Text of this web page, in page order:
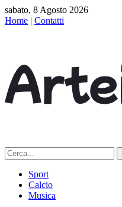
sabato, 8 Agosto 2026
Home | Contatti
Sport
Calcio
Musica